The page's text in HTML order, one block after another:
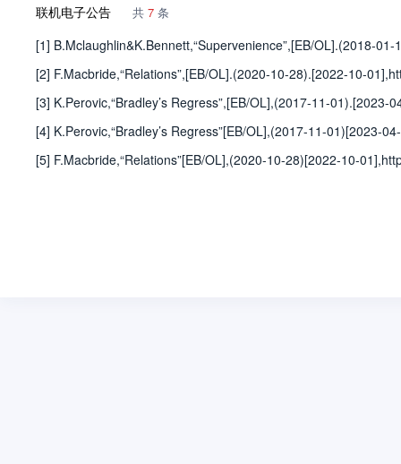
联机电子公告 共 7 条
[1] B.Mclaughlin&K.Bennett,“Supervenience”,[EB/OL].(2018-
[2] F.Macbride,“Relations”,[EB/OL].(2020-10-28).[2022-10-
[3] K.Perovic,“Bradley’s Regress”,[EB/OL],(2017-11-
[4] K.Perovic,“Bradley’s Regress”[EB/OL],(2017-11-01)[2023-
[5] F.Macbride,“Relations”[EB/OL],(2020-10-28)[2022-10-